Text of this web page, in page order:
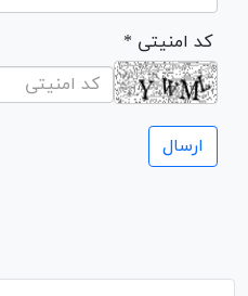
* کد امنیتی